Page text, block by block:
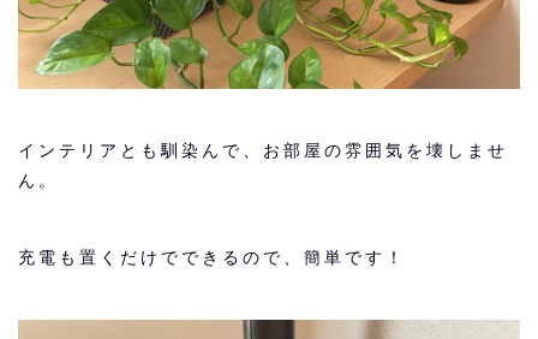
インテリアとも馴染んで、お部屋の雰囲気を壊しませ
ん。
充電も置くだけでできるので、簡単です！